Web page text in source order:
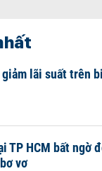
lãi suất trên
TP HCM bất ngờ
vơ